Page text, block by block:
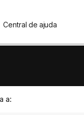
Central de ajuda
a: